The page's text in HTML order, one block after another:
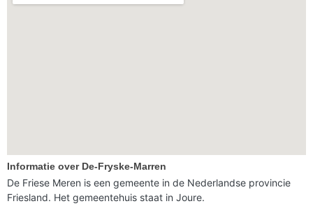
Informatie over De-Fryske-Marren
De Friese Meren is een gemeente in de Nederlandse provincie
Friesland. Het gemeentehuis staat in Joure.